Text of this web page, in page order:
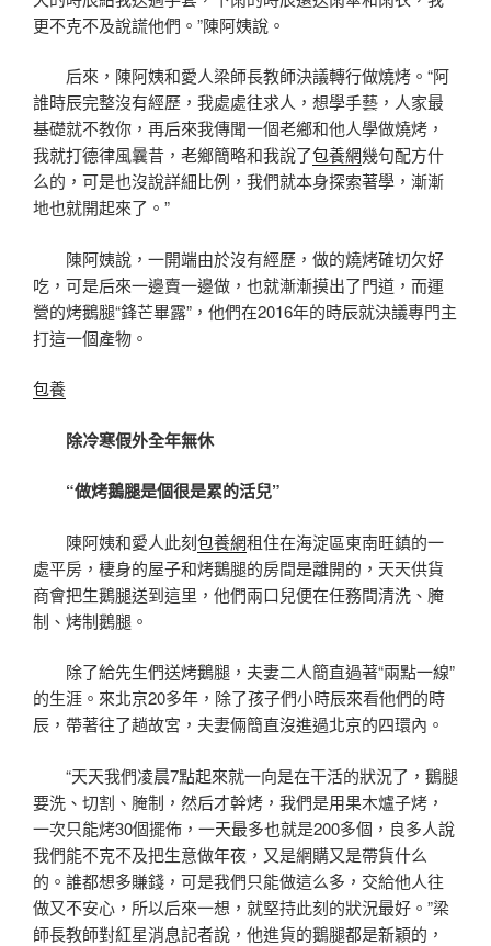
更不克不及說謊他們。”陳阿姨說。
后來，陳阿姨和愛人梁師長教師決議轉行做燒烤。“阿
誰時辰完整沒有經歷，我處處往求人，想學手藝，人家最
基礎就不教你，再后來我傳聞一個老鄉和他人學做燒烤，
我就打德律風曩昔，老鄉簡略和我說了包養網幾句配方什
么的，可是也沒說詳細比例，我們就本身探索著學，漸漸
地也就開起來了。”
陳阿姨說，一開端由於沒有經歷，做的燒烤確切欠好
吃，可是后來一邊賣一邊做，也就漸漸摸出了門道，而運
營的烤鵝腿“鋒芒畢露”，他們在2016年的時辰就決議專門主
打這一個產物。
包養
除冷寒假外全年無休
“做烤鵝腿是個很是累的活兒”
陳阿姨和愛人此刻包養網租住在海淀區東南旺鎮的一
處平房，棲身的屋子和烤鵝腿的房間是離開的，天天供貨
商會把生鵝腿送到這里，他們兩口兒便在任務間清洗、腌
制、烤制鵝腿。
除了給先生們送烤鵝腿，夫妻二人簡直過著“兩點一線”
的生涯。來北京20多年，除了孩子們小時辰來看他們的時
辰，帶著往了趟故宮，夫妻倆簡直沒進過北京的四環內。
“天天我們凌晨7點起來就一向是在干活的狀況了，鵝腿
要洗、切割、腌制，然后才幹烤，我們是用果木爐子烤，
一次只能烤30個擺佈，一天最多也就是200多個，良多人說
我們能不克不及把生意做年夜，又是網購又是帶貨什么
的。誰都想多賺錢，可是我們只能做這么多，交給他人往
做又不安心，所以后來一想，就堅持此刻的狀況最好。”梁
師長教師對紅星消息記者說，他進貨的鵝腿都是新穎的，